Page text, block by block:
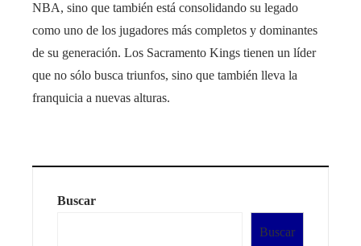
NBA, sino que también está consolidando su legado
como uno de los jugadores más completos y dominantes
de su generación. Los Sacramento Kings tienen un líder
que no sólo busca triunfos, sino que también lleva la
franquicia a nuevas alturas.
Buscar
Buscar